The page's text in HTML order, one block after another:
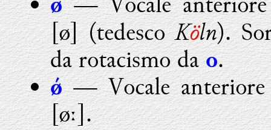
ø
[ø] (tedescoKöln).
da rotacismo dao.
ǿ — Vocale anteriore
[øː].